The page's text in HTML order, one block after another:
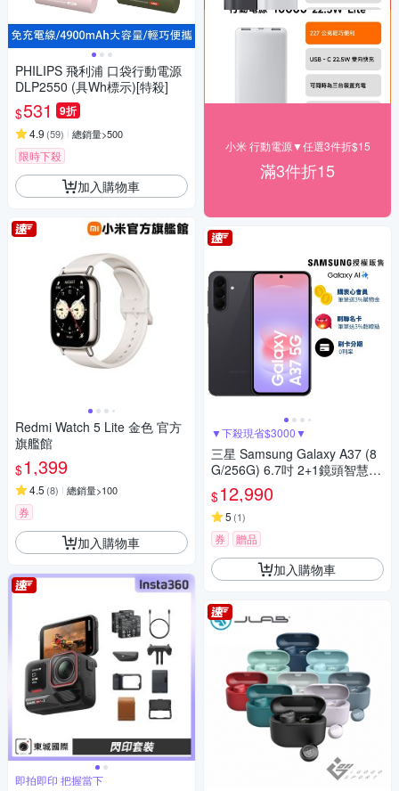
PHILIPS 飛利浦 口袋行動電源
DLP2550 (具Wh標示)[特殺]
$531 9折
4.9 (59) 總銷量>500
限時下殺
加入購物車
Redmi Watch 5 Lite 金色 官方
旗艦館
$1,399
4.5 (8) 總銷量>100
券
加入購物車
即拍即印 把握當下
小米 行動電源▼任選3件折$15
滿3件折15
▼下殺現省$3000▼
三星 Samsung Galaxy A37 (8
G/256G) 6.7吋 2+1鏡頭智慧手
機
$12,990
5 (1)
券 贈品
加入購物車